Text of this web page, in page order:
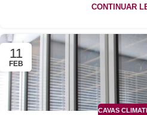
CONTINUAR
11
FEB
CAVAS